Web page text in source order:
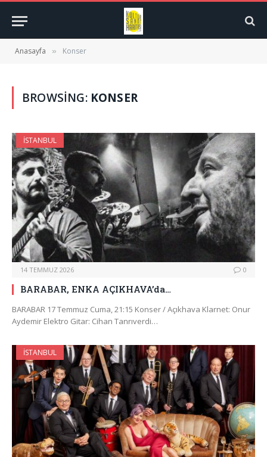
Anasayfa » Konser
BROWSING: KONSER
İSTANBUL
14 TEMMUZ 2026 0
BARABAR, ENKA AÇIKHAVA’da…
BARABAR 17 Temmuz Cuma, 21:15 Konser / Açıkhava Klarnet: Onur
Aydemir Elektro Gitar: Cihan Tanrıverdi…
İSTANBUL